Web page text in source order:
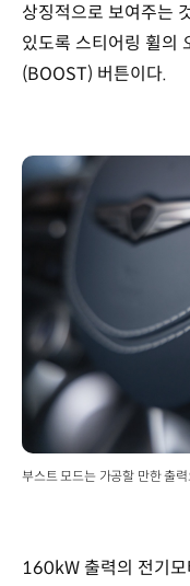
상징적으로 보여주는
있도록 스티어링 휠의
(BOOST) 버튼이다.
부스트 모드는 가공할 만한 출
160kW 출력의 전기